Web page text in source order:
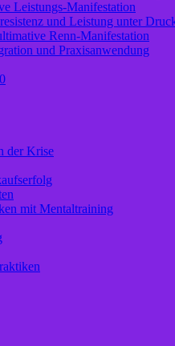
Leistungs-Manifestation
und Leistung unter
Renn-Manifestation
und Praxisanwendung
der Krise
mit Mentaltraining